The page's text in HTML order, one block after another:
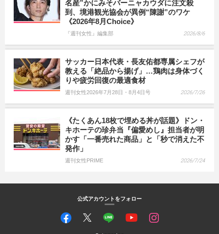
名産”かにみそバーニャカウダに注文殺
到、境港観光協会が異例“陳謝”のワケ
《2026年8月Choice》
『週刊女性』編集部 2026/8/6
サッカー日本代表・長友佑都専属シェフが
教える「絶品から揚げ」…鶏肉は身体づく
りや疲労回復の最適食材
週刊女性2026年7月28日・8月4日号 2026/7/26
《たくあん18枚で埋める丼が話題》ドン・
キホーテの珍弁当『偏愛めし』担当者が明
かす「一番売れた商品」と「秒で消えた不
発作」
週刊女性PRIME 2026/7/24
公式アカウントをフォロー